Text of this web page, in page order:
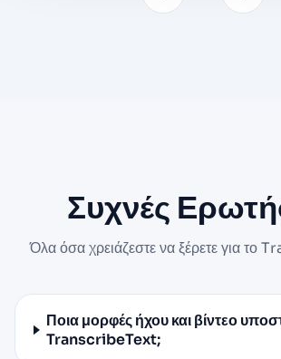
Συχνές
Όλα όσα χρειάζεστε να ξέρετε για το
Ποια μορφές ήχου και βίντεο
TranscribeText;